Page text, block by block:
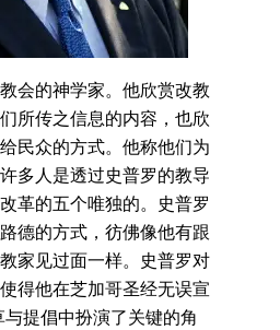
会的神学家。他欣赏改教
所传之信息的内容，也欣
民众的方式。他称他们为
多人是透过史普罗的教导
革的五个唯独的。史普罗
德的方式，彷佛像他有跟
家见过面一样。史普罗对
得他在芝加哥圣经无误宣
提倡中扮演了关键的角